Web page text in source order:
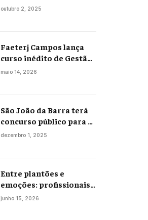
mar em soltura inédita
outubro 2, 2025
Faeterj Campos lança
curso inédito de Gestão
Portuária
maio 14, 2026
São João da Barra terá
concurso público para a
Educação em 2026;
dezembro 1, 2025
Entre plantões e
emoções: profissionais
da enfermagem levam
junho 15, 2026